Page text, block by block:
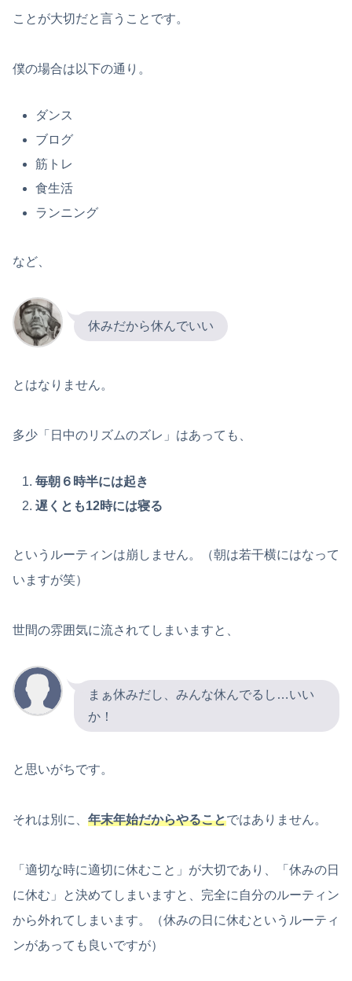
ことが大切だと言うことです。
僕の場合は以下の通り。
ダンス
ブログ
筋トレ
食生活
ランニング
など、
休みだから休んでいい
とはなりません。
多少「日中のリズムのズレ」はあっても、
毎朝６時半には起き
遅くとも12時には寝る
というルーティンは崩しません。（朝は若干横にはなって
いますが笑）
世間の雰囲気に流されてしまいますと、
まぁ休みだし、みんな休んでるし…いい
か！
と思いがちです。
それは別に、 年末年始だからやることではありません。
「適切な時に適切に休むこと」が大切であり、「休みの日
に休む」と決めてしまいますと、完全に自分のルーティン
から外れてしまいます。（休みの日に休むというルーティ
ンがあっても良いですが）